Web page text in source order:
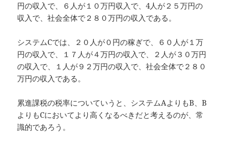
円の収入で、６人が１０万円収入で、4人が２５万円の
収入で、社会全体で２８０万円の収入である。
システムCでは、２０人が０円の稼ぎで、６０人が１万
円の収入で、１７人が４万円の収入で、２人が３０万円
の収入で、１人が９２万円の収入で、社会全体で２８０
万円の収入である。
累進課税の税率についていうと、システムAよりもB、B
よりもCにおいてより高くなるべきだと考えるのが、常
識的であろう。